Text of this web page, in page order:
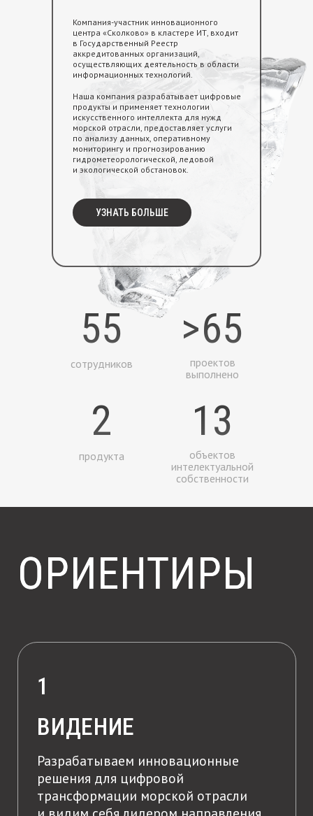
Наша компания разрабатывает цифровые
продукты и применяет технологии
искусственного интеллекта для нужд
морской отрасли, предоставляет услуги
по анализу данных, оперативному
мониторингу и прогнозированию
гидрометеорологической, ледовой
и экологической обстановок.
Компания-участник инновационного
центра «Сколково» в кластере ИТ, входит
в Государственный Реестр
аккредитованных организаций,
осуществляющих деятельность в области
информационных технологий.
проектов
выполнено
>65
объектов
интелектуальной
собственности
13
УЗНАТЬ БОЛЬШЕ
продукта
2
сотрудников
55
ОРИЕНТИРЫ
общества путем обеспечения морской
отрасли современными, надежнымии
высокотехнологичными цифровыми
ВИДЕНИЕ
Разрабатываем инновационные
решения для цифровой
трансформации морской отрасли
и видим себя лидером направления,
ключевым поставщиком услуг
и цифровых сервисов для работы
на морских акваториях
экспертизу в спутниковом мониторинге,
3
ПРЕИМУЩЕСТВА